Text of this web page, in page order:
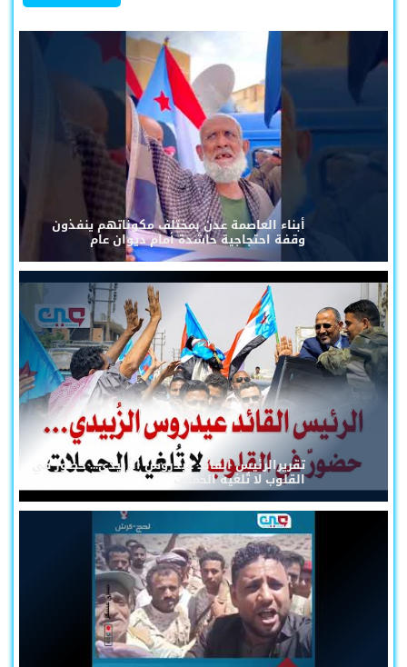
أبناء العاصمة عدن بمختلف مكوناتهم ينفذون
وقفة احتجاجية حاشدة أمام ديوان عام
تقريرالرئيس القائد عيدروس الزُبيدي... حضورٌ في
القلوب لا تُلغيه الحملات